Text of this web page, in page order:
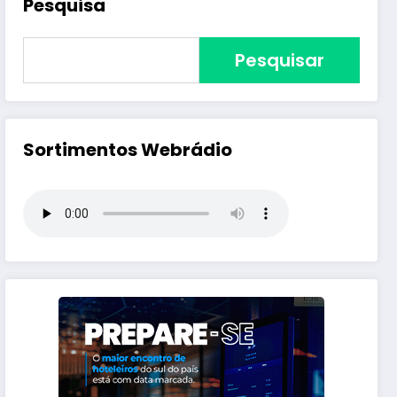
Pesquisa
Pesquisar
Sortimentos Webrádio